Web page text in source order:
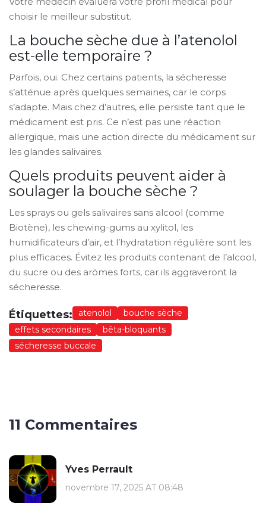
choisir le meilleur substitut.
La bouche sèche due à l’atenolol
est-elle temporaire ?
Parfois, oui. Chez certains patients, la sécheresse
s’atténue après quelques semaines, car le corps
s’adapte. Mais chez d’autres, elle persiste tant que le
médicament est pris. Ce n’est pas une réaction
allergique, mais une action directe du médicament sur
les glandes salivaires.
Quels produits peuvent aider à
soulager la bouche sèche ?
Les sprays ou gels salivaires sans alcool (comme
Biotène), les chewing-gums au xylitol, les
humidificateurs d’air, et l’hydratation régulière sont les
plus efficaces. Évitez les produits contenant de l’alcool,
du sucre ou des arômes forts, car ils aggraveront la
sécheresse.
Étiquettes: atenolol
bouche sèche
effets secondaires
bêta-bloquants
sécheresse buccale
11 Commentaires
Yves Perrault
novembre 17, 2025 AT 08:48